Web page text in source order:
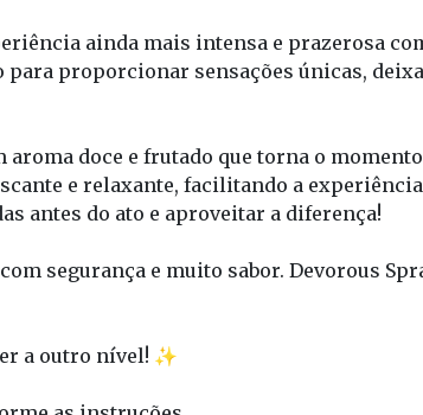
ainda mais intensa e prazerosa
proporcionar sensações únicas,
doce e frutado que torna o
e relaxante, facilitando a
antes do ato e aproveitar a diferença!
segurança e muito sabor. Devorous
a outro nível! ✨